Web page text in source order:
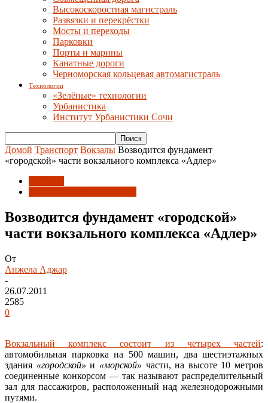
Высокоскоростная магистраль
Развязки и перекрёстки
Мосты и переходы
Парковки
Порты и марины
Канатные дороги
Черноморская кольцевая автомагистраль
Технологии
«Зелёные» технологии
Урбанистика
Институт Урбанистики Сочи
Домой Транспорт Вокзалы Возводится фундамент
«городской» части вокзального комплекса «Адлер»
Возводится фундамент «городской»
части вокзального комплекса «Адлер»
От
Анжела Аджар
-
26.07.2011
2585
0
Вокзальный комплекс состоит из четырех частей:
автомобильная парковка на 500 машин, два шестиэтажных
здания «городской» и «морской» части, на высоте 10 метров
соединенные конкорсом — так называют распределительный
зал для пассажиров, расположенный над железнодорожными
путями.